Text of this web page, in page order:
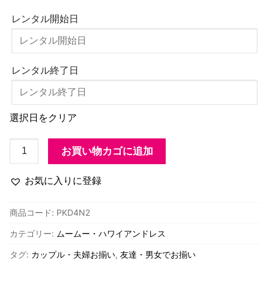
レンタル開始日
レンタル終了日
選択日をクリア
PKD4N2
プ
リ
ス
カ
イ
お買い物カゴに追加
お気に入りに登録
商品コード: PKD4N2
カテゴリー: ムームー・ハワイアンドレス
タグ: カップル・夫婦お揃い, 友達・男女でお揃い